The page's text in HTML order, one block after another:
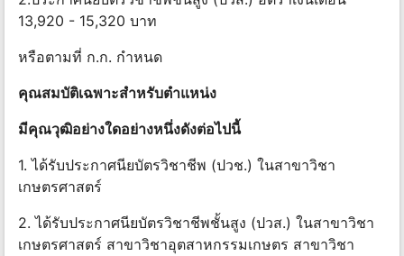
13,920 - 15,320 บาท
หรือตามที่ ก.ก. กําหนด
คุณสมบัติเฉพาะสําหรับตําแหน่ง
มีคุณวุฒิอย่างใดอย่างหนึ่งดังต่อไปนี้
1. ได้รับประกาศนียบัตรวิชาชีพ (ปวช.) ในสาขาวิชา
เกษตรศาสตร์
2. ได้รับประกาศนียบัตรวิชาชีพชั้นสูง (ปวส.) ในสาขาวิชา
เกษตรศาสตร์ สาขาวิชาอุตสาหกรรมเกษตร สาขาวิชา